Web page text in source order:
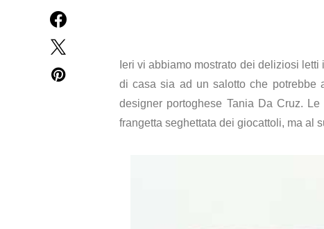
Ieri vi abbiamo mostrato dei deliziosi
di casa sia ad un salotto che potrebbe
designer portoghese Tania Da Cruz.
frangetta seghettata dei giocattoli, ma al